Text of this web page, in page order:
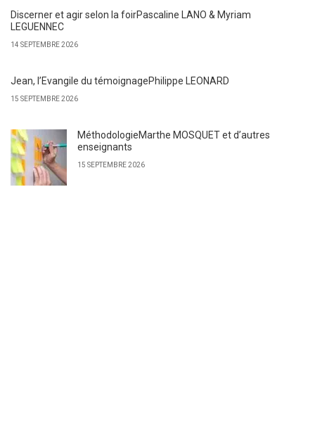
Discerner et agir selon la foirPascaline LANO & Myriam
LEGUENNEC
14 SEPTEMBRE 2026
Jean, l’Evangile du témoignagePhilippe LEONARD
15 SEPTEMBRE 2026
MéthodologieMarthe MOSQUET et d’autres
enseignants
15 SEPTEMBRE 2026